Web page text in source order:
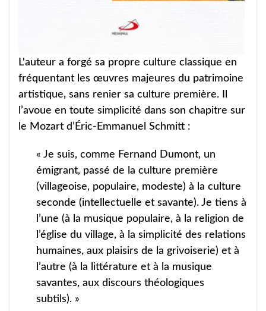
L'auteur a forgé sa propre culture classique en
fréquentant les œuvres majeures du patrimoine
artistique, sans renier sa culture première. Il
l’avoue en toute simplicité dans son chapitre sur
le Mozart d’Éric-Emmanuel Schmitt :
« Je suis, comme Fernand Dumont, un
émigrant, passé de la culture première
(villageoise, populaire, modeste) à la culture
seconde (intellectuelle et savante). Je tiens à
l’une (à la musique populaire, à la religion de
l’église du village, à la simplicité des relations
humaines, aux plaisirs de la grivoiserie) et à
l’autre (à la littérature et à la musique
savantes, aux discours théologiques
subtils). »